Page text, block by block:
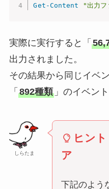
Get-Content
"出力フ
実際に実行すると「
出力されました。
その結果から同じイベ
「 892種類」のイベン
しらたま
ヒン
ア
下記のよう